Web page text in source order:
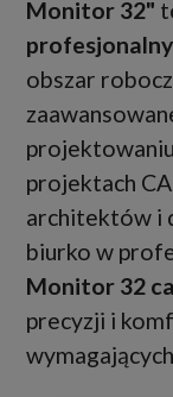
Monitor 32"
obszar
projektach
architektów i
biurko w
Monitor 32
precyzji i